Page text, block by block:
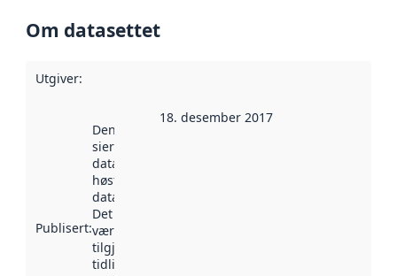
Om datasettet
Utgiver:
Publisert:
Denne datoen
sier når
datasettet ble
høstet av
data.norge.no.
Det kan ha
vært
tilgjengelig
tidligere
18. desember 2017